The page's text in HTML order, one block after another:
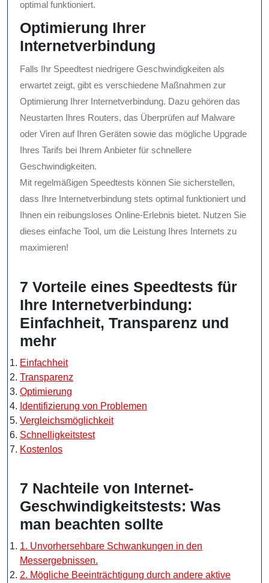
optimal funktioniert.
Optimierung Ihrer
Internetverbindung
Falls Ihr Speedtest niedrigere Geschwindigkeiten als
erwartet zeigt, gibt es verschiedene Maßnahmen zur
Optimierung Ihrer Internetverbindung. Dazu gehören das
Neustarten Ihres Routers, das Überprüfen auf Malware
oder Viren auf Ihren Geräten sowie das mögliche Upgrade
Ihres Tarifs bei Ihrem Anbieter für schnellere
Geschwindigkeiten.
Mit regelmäßigen Speedtests können Sie sicherstellen,
dass Ihre Internetverbindung stets optimal funktioniert und
Ihnen ein reibungsloses Online-Erlebnis bietet. Nutzen Sie
dieses einfache Tool, um die Leistung Ihres Internets zu
maximieren!
7 Vorteile eines Speedtests für
Ihre Internetverbindung:
Einfachheit, Transparenz und
mehr
Einfachheit
Transparenz
Optimierung
Identifizierung von Problemen
Vergleichsmöglichkeit
Schnelligkeitstest
Kostenlos
7 Nachteile von Internet-
Geschwindigkeitstests: Was
man beachten sollte
1. Unvorhersehbare Schwankungen in den
Messergebnissen.
2. Mögliche Beeinträchtigung durch andere aktive